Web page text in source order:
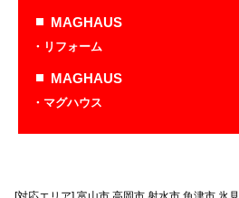
MAGHAUS
リフォーム
MAGHAUS
マグハウス